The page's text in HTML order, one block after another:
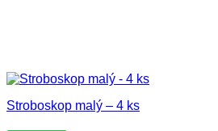
Stroboskop malý – 4 ks